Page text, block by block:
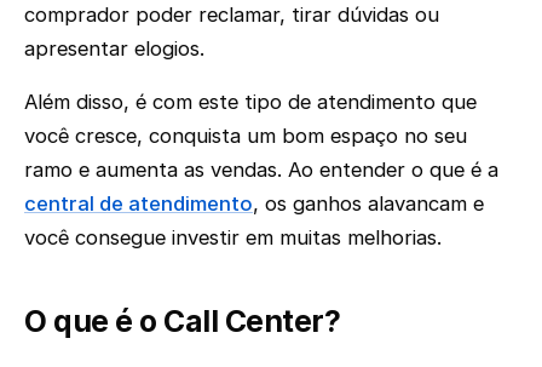
comprador poder reclamar, tirar dúvidas ou
apresentar elogios.
Além disso, é com este tipo de atendimento que
você cresce, conquista um bom espaço no seu
ramo e aumenta as vendas. Ao entender o que é a
central de atendimento, os ganhos alavancam e
você consegue investir em muitas melhorias.
O que é o Call Center?